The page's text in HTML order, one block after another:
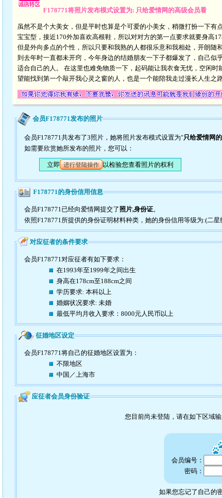
F178771将照片发布模式设置为: 只给爱情网的高级会员看
虽然不是个大美女，但是平时也算是个可爱的小美女，稍微打扮一下
宝宝型，接近170外加喜欢高根鞋，所以对对方的第一点要求就要身高
但是外向多点的个性，所以只要和我熟的人都很乐意和我相处，开朗
到去年时一直都未开窍，今年身边的结婚朋友一下子都爆发了，自己
适合自己的人。 在这里也难免物质一下，起码能让我衣食无忧，空闲
望能找到第一个敲开我心灵之窗的人，也是一个能陪我走过漫长人生之
会员F178771发布的照片
会员F178771共发布了3照片，她将照片发布模式设置为"只给爱情网
如需要欣赏她所发布的照片，您可以：
立即 进行登陆操作 以检验您查看照片的权利
F178771的身份信用信息
会员F178771已经向爱情网提交了 照片,身份证。
依照F178771所提供的身份证明材料种类，她的身份信用等级为:(二星
对应征者的条件要求
会员F178771对应征者有如下要求：
在1993年至1999年之间出生
身高在178cm至188cm之间
学历要求: 本科以上
婚姻状况要求: 未婚
最低平均月收入要求：8000元人民币以上
征婚地区设定
会员F178771将自己的征婚地区设置为：
不限地区
中国／上海市
应征者会员身份验证
您目前尚未登陆，请在如下区域
会员编号：
密码：
如果您忘记了自己的